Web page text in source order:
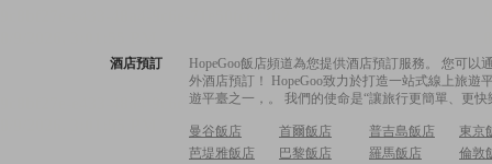
酒店預訂
HopeGoo飯店頻道為您提供酒店預訂服務。 您可
外酒店預訂！ HopeGoo致力於打造一站式線上旅
遊平臺之一，。 我們的使命是“讓旅行更簡單、更
曼谷飯店 首爾飯店 普吉島飯店
東京
芭堤雅飯店
巴黎飯店 羅馬飯店
倫敦